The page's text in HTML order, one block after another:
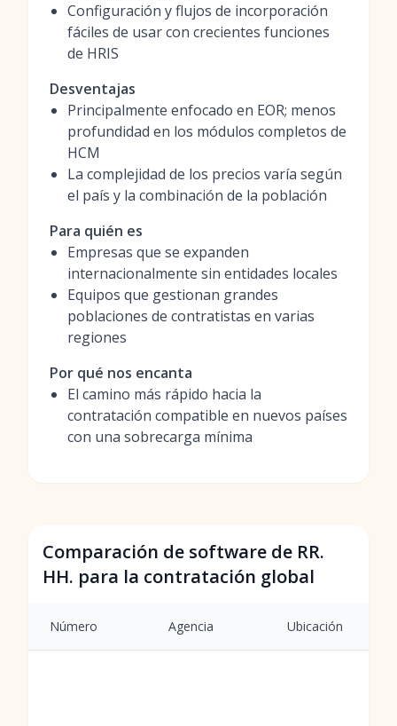
Configuración y flujos de incorporación
fáciles de usar con crecientes funciones
de HRIS
Desventajas
Principalmente enfocado en EOR; menos
profundidad en los módulos completos de
HCM
La complejidad de los precios varía según
el país y la combinación de la población
Para quién es
Empresas que se expanden
internacionalmente sin entidades locales
Equipos que gestionan grandes
poblaciones de contratistas en varias
regiones
Por qué nos encanta
El camino más rápido hacia la
contratación compatible en nuevos países
con una sobrecarga mínima
Comparación de software de RR.
HH. para la contratación global
Número Agencia Ubicación